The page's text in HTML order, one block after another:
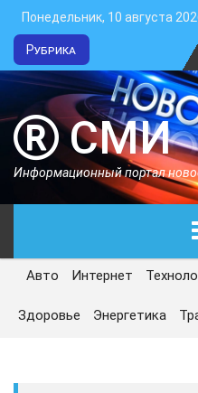
Понедельник, 10 августа
Рубрика
СМИ
Информационный портал
ГЛАВНАЯ
СЕГОДНЯ
Авто Интернет
Здоровье Энергетика